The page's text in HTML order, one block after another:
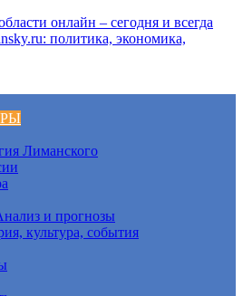
Лиманского
и прогнозы
культура, события